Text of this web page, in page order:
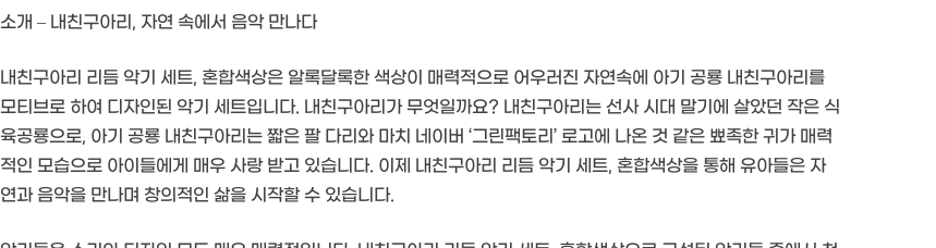
소개 – 내친구아리, 자연 속에서 음악 만나다
내친구아리 리듬 악기 세트, 혼합색상은 알록달록한 색상이 매력적으로 어우러진 자연속에 아기 공룡 내친구아리를
모티브로 하여 디자인된 악기 세트입니다. 내친구아리가 무엇일까요? 내친구아리는 선사 시대 말기에 살았던 작은 식
육공룡으로, 아기 공룡 내친구아리는 짧은 팔 다리와 마치 네이버 ‘그린팩토리’ 로고에 나온 것 같은 뾰족한 귀가 매력
적인 모습으로 아이들에게 매우 사랑 받고 있습니다. 이제 내친구아리 리듬 악기 세트, 혼합색상을 통해 유아들은 자
연과 음악을 만나며 창의적인 삶을 시작할 수 있습니다.